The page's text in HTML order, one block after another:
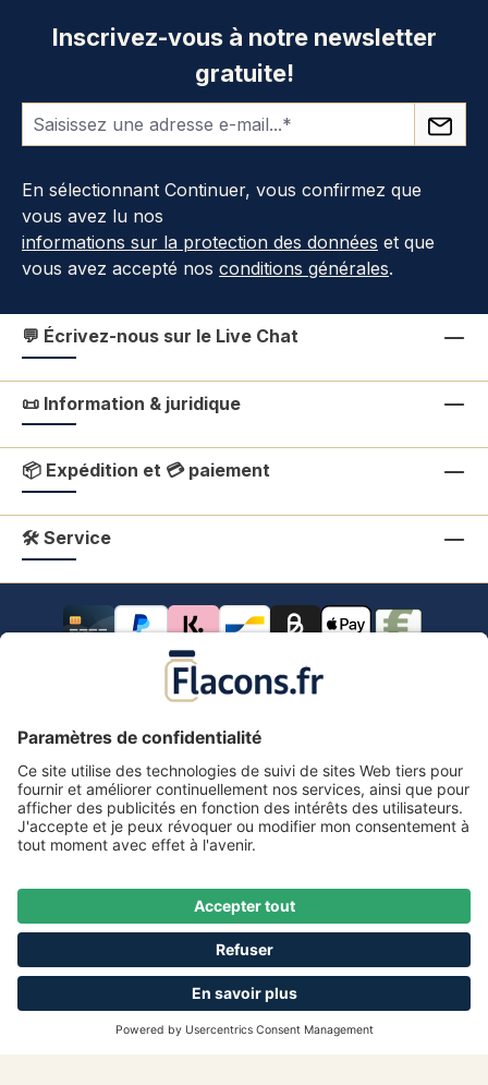
Inscrivez-vous à notre newsletter
gratuite!
En sélectionnant Continuer, vous confirmez que
vous avez lu nos
informations sur la protection des données et que
vous avez accepté nos conditions générales.
💬 Écrivez-nous sur le Live Chat
📜 Information & juridique
📦 Expédition et 💳 paiement
🛠 Service
Tous les prix s'entendent TVA comprise.
Tous les prix incluent la TVA, plus les frais d'expédition
et les éventuels frais de livraison, sauf indication
contraire.
Mentions légales
Information & formulaire de rétractation
CGV avec informations aux clients
Déclaration de confidentialité